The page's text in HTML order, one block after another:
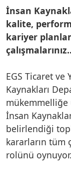
İnsan
kalite,
kariyer
EGS Ticaret ve
Kaynakları
mükemmelliğe
İnsan
belirlendiği
kararların tüm
rolünü oynuyor.